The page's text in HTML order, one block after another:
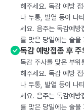
해주세요. 독감 예방
나 두통, 발열 등이 나
세요. 음주는 독감예방
를 맞은 당일에는 술을
독감 예방접종 후
독감 주사를 맞은 부
해주세요. 독감 예방
나 두통, 발열 등이 나
세요. 음주는 독감예방
를 맞은 당일에는 술을